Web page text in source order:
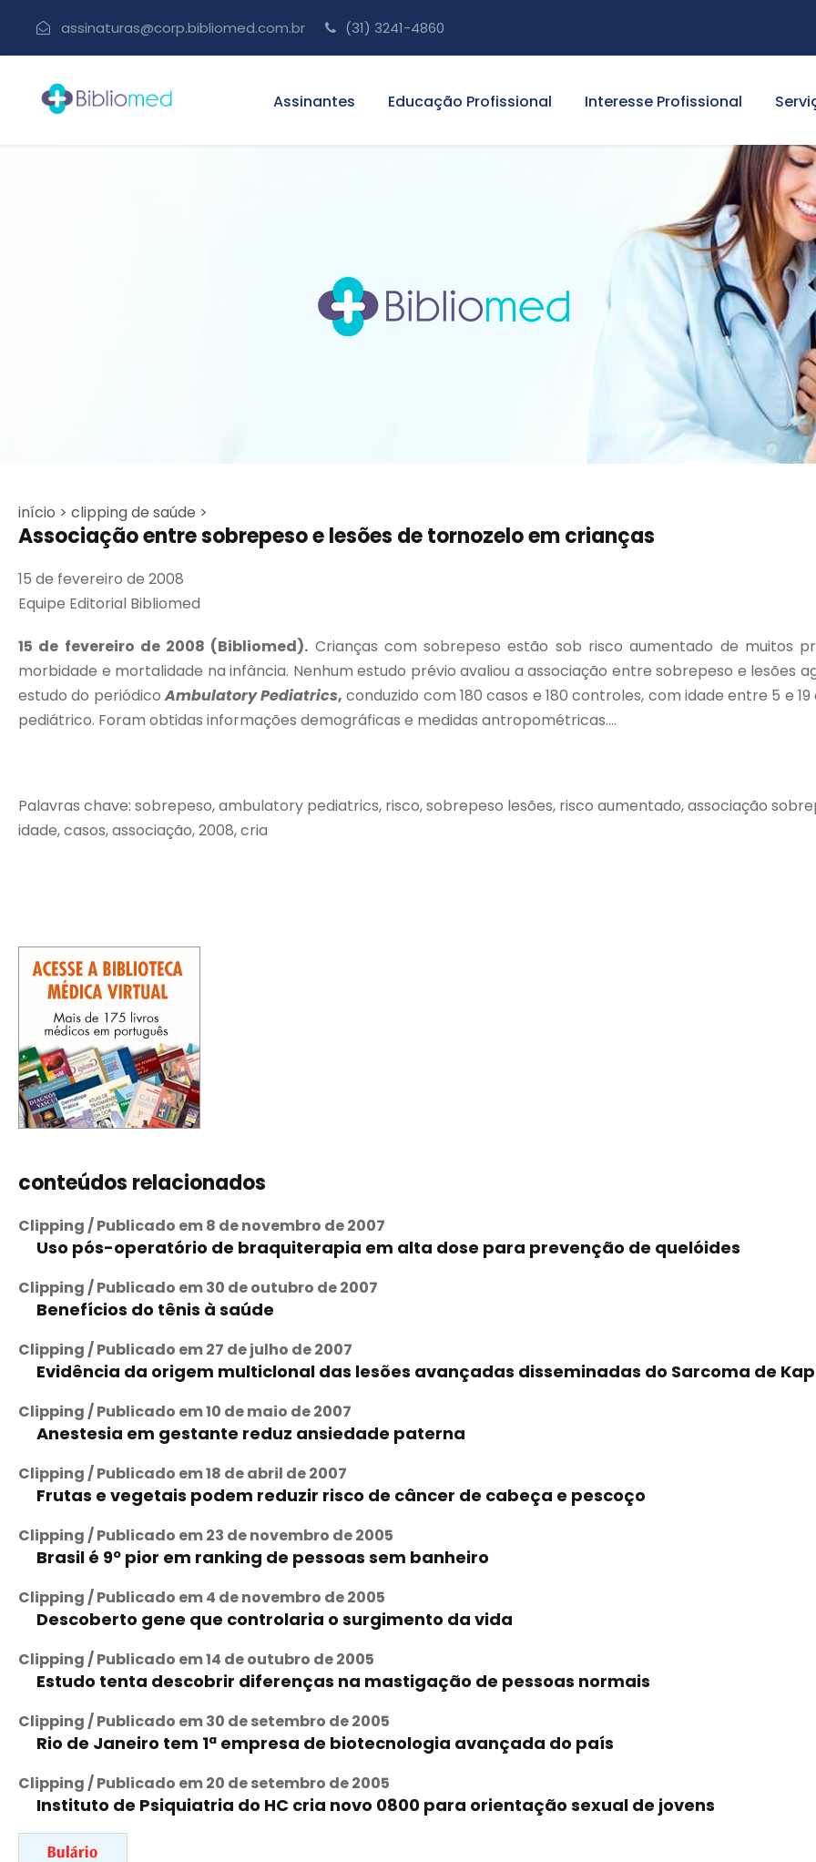
assinaturas@corp.bibliomed.com.br (31) 3241-4860
Assinantes Educação Profissional Interesse Profissional
início > clipping de saúde >
Associação entre sobrepeso e lesões de tornozelo em crianças
15 de fevereiro de 2008
Equipe Editorial Bibliomed
15 de fevereiro de 2008 (Bibliomed). Crianças com sobrepeso estão sob risco aumentado de muitos
morbidade e mortalidade na infância. Nenhum estudo prévio avaliou a associação entre sobrepeso e lesões
estudo do periódicoAmbulatory Pediatrics, conduzido com 180 casos e 180 controles, com idade entre 5 e
pediátrico. Foram obtidas informações demográficas e medidas antropométricas....
Palavras chave: sobrepeso, ambulatory pediatrics, risco, sobrepeso lesões, risco aumentado, associação
idade, casos, associação, 2008, cria
conteúdos relacionados
Clipping / Publicado em 8 de novembro de 2007
Uso pós-operatório de braquiterapia em alta dose para prevenção de quelóides
Clipping / Publicado em 30 de outubro de 2007
Benefícios do tênis à saúde
Clipping / Publicado em 27 de julho de 2007
Evidência da origem multiclonal das lesões avançadas disseminadas do Sarcoma de
Clipping / Publicado em 10 de maio de 2007
Anestesia em gestante reduz ansiedade paterna
Clipping / Publicado em 18 de abril de 2007
Frutas e vegetais podem reduzir risco de câncer de cabeça e pescoço
Clipping / Publicado em 23 de novembro de 2005
Brasil é 9º pior em ranking de pessoas sem banheiro
Clipping / Publicado em 4 de novembro de 2005
Descoberto gene que controlaria o surgimento da vida
Clipping / Publicado em 14 de outubro de 2005
Estudo tenta descobrir diferenças na mastigação de pessoas normais
Clipping / Publicado em 30 de setembro de 2005
Rio de Janeiro tem 1ª empresa de biotecnologia avançada do país
Clipping / Publicado em 20 de setembro de 2005
Instituto de Psiquiatria do HC cria novo 0800 para orientação sexual de jovens